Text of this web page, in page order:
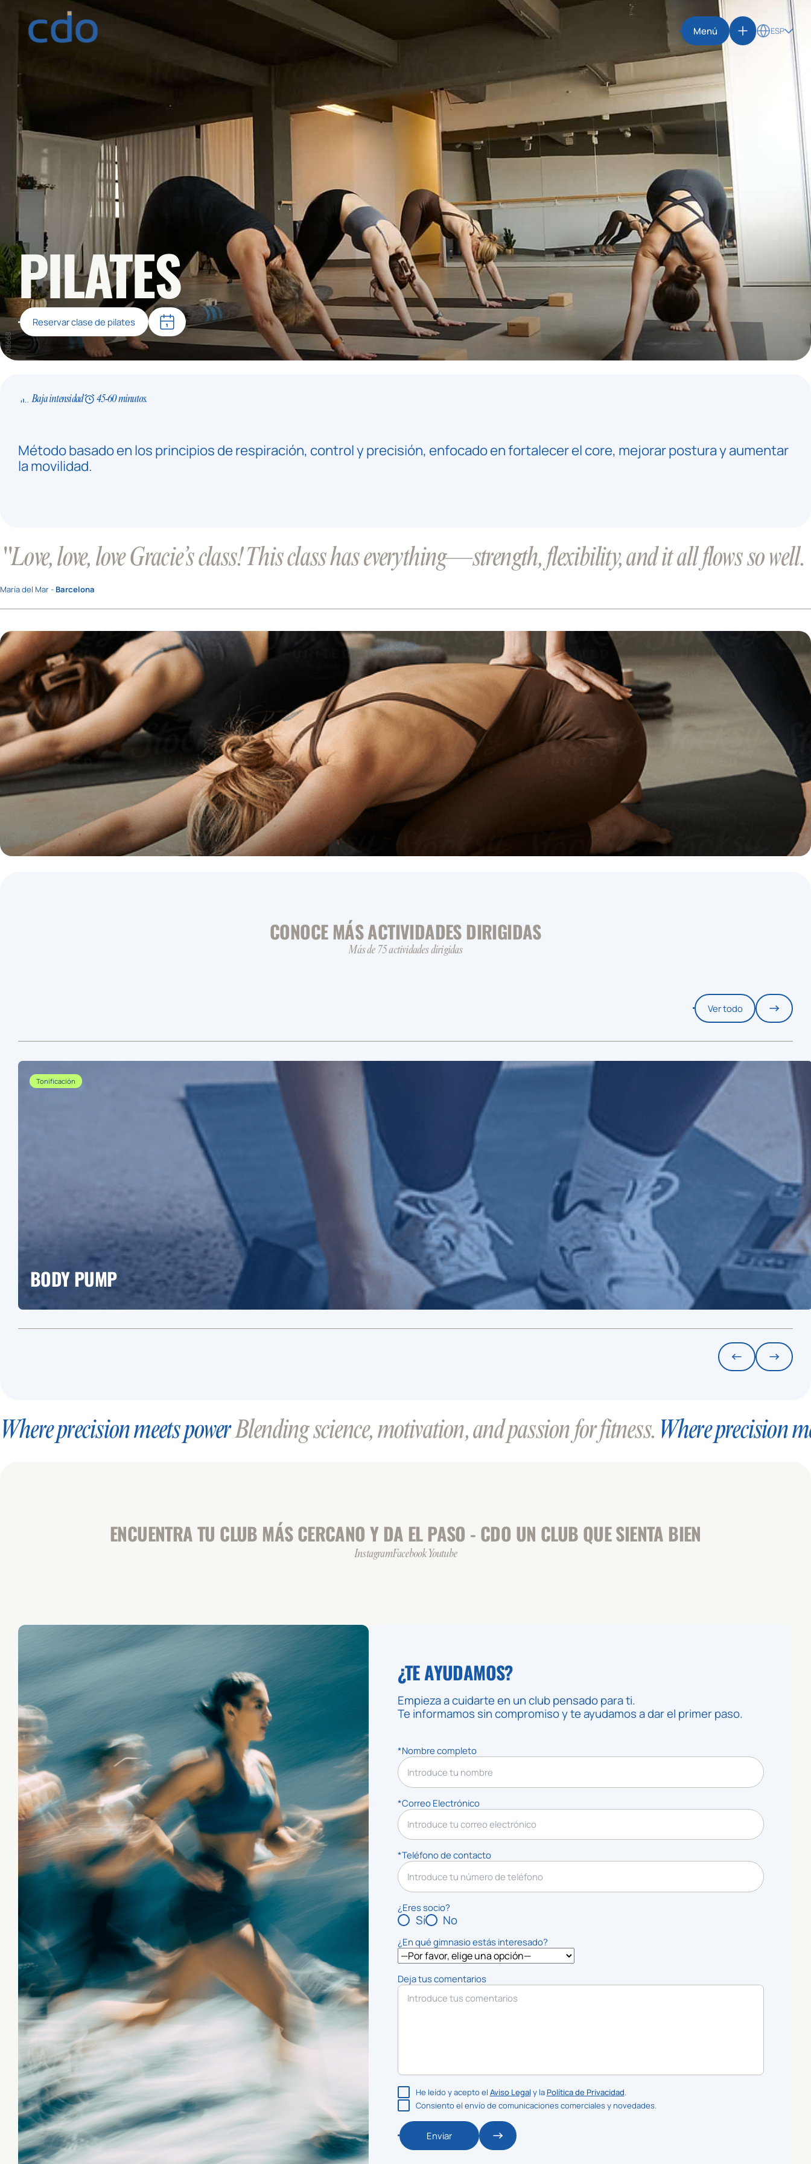
Menú ESP
PILATES
Reservar clase de pilates
Baja intensidad 45-60 minutos.
Método basado en los principios de respiración, control y precisión, enfocado en fortalecer el core, mejorar postura y aumentar
la movilidad.
"Love, love, love Gracie’s class! This class has everything—strength, flexibility, and it all flows so well.
María del Mar - Barcelona
CONOCE MÁS ACTIVIDADES DIRIGIDAS
Más de 75 actividades dirigidas
Ver todo
Tonificación
BODY PUMP
Where precision meets powerBlending science, motivation, and passion for fitness. Where precision
ENCUENTRA TU CLUB MÁS CERCANO Y DA EL PASO - CDO UN CLUB QUE SIENTA BIEN
InstagramFacebookYoutube
¿TE AYUDAMOS?
Empieza a cuidarte en un club pensado para ti.
Te informamos sin compromiso y te ayudamos a dar el primer paso.
*Nombre completo
*Correo Electrónico
*Teléfono de contacto
¿Eres socio?
Sí No
¿En qué gimnasio estás interesado?
Deja tus comentarios
He leído y acepto el Aviso Legaly la Política de Privacidad.
Consiento el envío de comunicaciones comerciales y novedades.
Enviar